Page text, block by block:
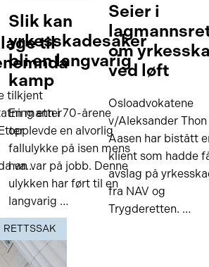
til
tilkjent
etter
va…
Slik kan
yrkesskadesaker
bli en langvarig
kamp
En mann i 70-årene
opplevde en alvorlig
fallulykke på isen mens
han var på jobb. Denne
ulykken har ført til en
langvarig …
Seier i
om
ved løft
Osloadvokatene
v/Aleksander Thon
Aasen har bistått
klient som hadde
avslag på
fra NAV og
Trygderetten. …
RETTSSAK